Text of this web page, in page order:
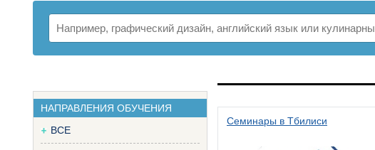
НАПРАВЛЕНИЯ ОБУЧЕНИЯ
ВСЕ
Семинары в Тбилиси